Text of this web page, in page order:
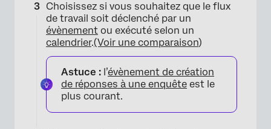
Choisissez si vous souhaitez que le flux
de travail soit déclenché par un
évènement ou exécuté selon un
calendrier.(Voir une comparaison)
Astuce : l’évènement de création
de réponses à une enquête est le
plus courant.